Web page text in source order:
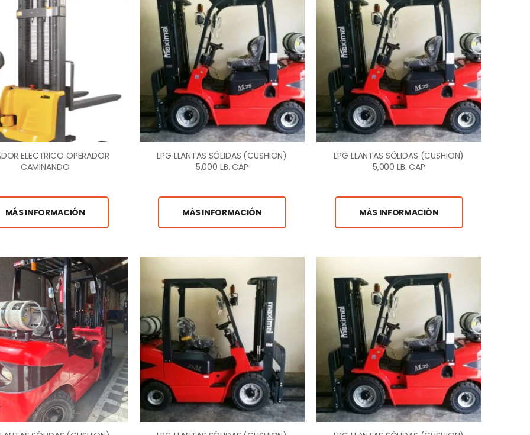
ELECTRICO OPERADOR
CAMINANDO
MÁS INFORMACIÓN
LPG LLANTAS SÓLIDAS (CUSHION)
5,000 LB. CAP
MÁS INFORMACIÓN
LPG LLANTAS SÓLIDAS (CUSHION)
5,000 LB. CAP
MÁS INFORMACIÓN